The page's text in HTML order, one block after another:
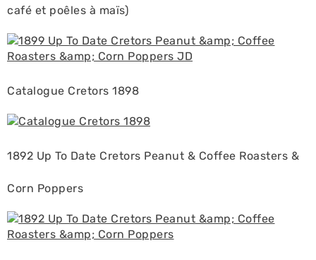
café et poêles à maïs)
Catalogue Cretors 1898
1892 Up To Date Cretors Peanut & Coffee Roasters &
Corn Poppers